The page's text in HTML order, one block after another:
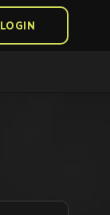
LOGIN